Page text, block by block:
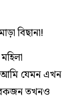
বিছানা!
আমি যেমন এখন
তখনও